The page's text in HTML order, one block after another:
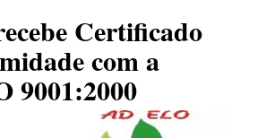
Certificado
com a
9001:2000